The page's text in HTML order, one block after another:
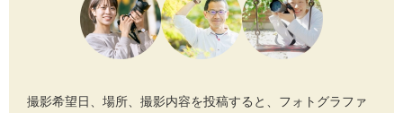
撮影希望日、場所、撮影内容を投稿すると、フォトグラファ